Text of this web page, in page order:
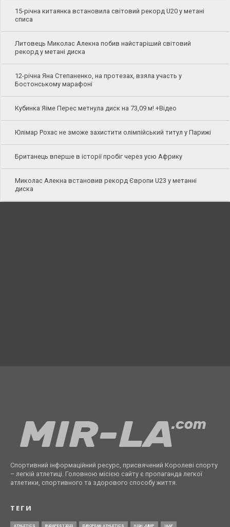
15-річна китаянка встановила світовий рекорд U20 у метані
списа
Литовець Миколас Алекна побив найстаріший світовий
рекорд у метані диска
12-річна Яна Степаненко, на протезах, взяла участь у
Бостонському марафоні
Кубинка Яіме Перес метнула диск на 73,09 м! +Відео
Юлімар Рохас не зможе захистити олімпійський титул у Парижі
Британець вперше в історії пробіг через усю Африку
Миколас Алекна встановив рекорд Європи U23 у метанні
диска
Спортивний інформаційний ресурс, присвячений Королеві спорту
– легкій атлетиці. Головною місією сайту є пропаганда легкої
атлетики, спортивного та здорового способу життя.
ТЕГИ
ATHLETICS BUDAPEST2023 EUROPEAN ATHLETICS HIGH JUMP IAAF